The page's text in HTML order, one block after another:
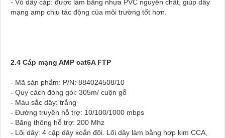
- Vỏ dây cáp: được làm bằng nhựa PVC nguyên chất, giúp dây
mạng amp chịu tác động của môi trường tốt hơn.
2.4 Cáp mạng AMP cat6A FTP
- Mã sản phẩm: P/N: 884024508/10
- Quy cách đóng gói: 305m/ cuộn gỗ
- Màu sắc dây: trắng
- Đường truyền hỗ trợ: 10/100/1000 mbps
- Băng thông hỗ trợ: 200 Mhz
- Lõi dây: 4 cặp dây xoắn đôi. Lõi dây làm bằng hợp kim CCA,